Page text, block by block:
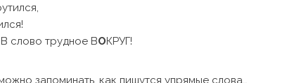
В слово трудное ВОКРУГ!
запоминать, как пишутся упрямые слова…